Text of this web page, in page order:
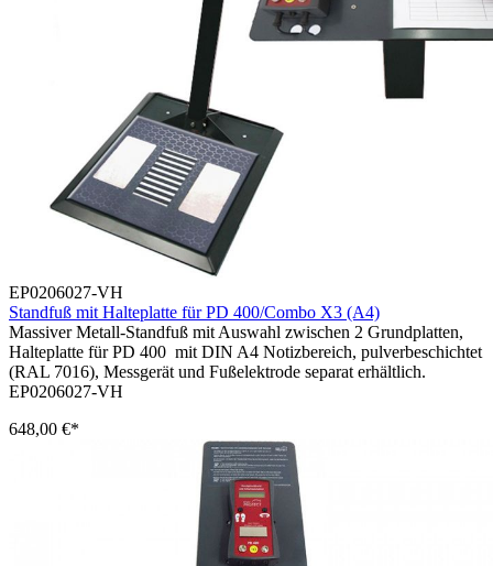
EP0206027-VH
Standfuß mit Halteplatte für PD 400/Combo X3 (A4)
Massiver Metall-Standfuß mit Auswahl zwischen 2 Grundplatten,
Halteplatte für PD 400 mit DIN A4 Notizbereich, pulverbeschichtet
(RAL 7016), Messgerät und Fußelektrode separat erhältlich.
EP0206027-VH
648,00 €*